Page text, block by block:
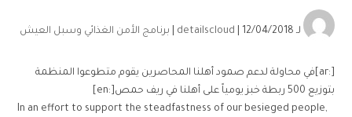
لـ detailscloud | 12/04/2018 | برنامج الأمن الغذائي وسبل العيش
[:ar]في محاولة لدعم صمود أهلنا المحاصرين يقوم متطوعوا المنظمة
بتوزيع 500 ربطة خبز يومياً على أهلنا في ريف حمص[:en]
In an effort to support the steadfastness of our besieged people,